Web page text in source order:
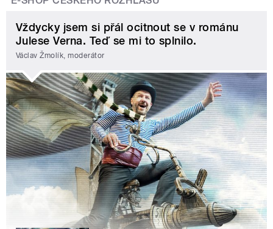
Vždycky jsem si přál ocitnout se v románu
Julese Verna. Teď se mi to splnilo.
Václav Žmolík, moderátor